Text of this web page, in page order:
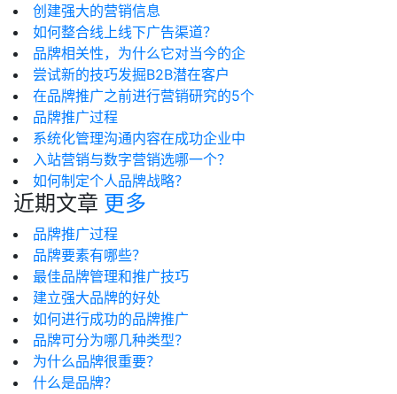
创建强大的营销信息
如何整合线上线下广告渠道？
品牌相关性，为什么它对当今的企
尝试新的技巧发掘B2B潜在客户
在品牌推广之前进行营销研究的5个
品牌推广过程
系统化管理沟通内容在成功企业中
入站营销与数字营销选哪一个？
如何制定个人品牌战略？
近期文章 更多
品牌推广过程
品牌要素有哪些？
最佳品牌管理和推广技巧
建立强大品牌的好处
如何进行成功的品牌推广
品牌可分为哪几种类型？
为什么品牌很重要？
什么是品牌？